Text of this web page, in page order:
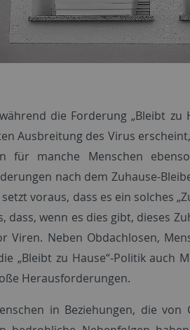
die Forderung „Bleibt zu
Ausbreitung des Virus
für manche Menschen
nach dem Zuhause-
setzt voraus, dass es ein solches
dass, wenn es dies gibt, dieses
Viren. Neben Obdachlosen,
„Bleibt zu Hause“-Politik auch
Herausforderungen.
in Beziehungen, die